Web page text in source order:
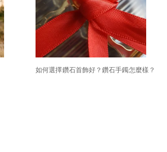
如何選擇鑽石首飾好？鑽石手鐲怎麼樣？